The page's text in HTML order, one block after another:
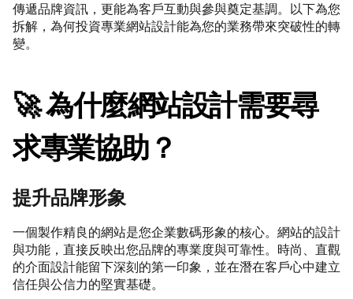
傳遞品牌資訊，更能為客戶互動與參與奠定基調。以下為您
拆解，為何投資專業網站設計能為您的業務帶來突破性的轉
變。
🚀 為什麼網站設計需要尋
求專業協助？
提升品牌形象
一個製作精良的網站是您企業數碼形象的核心。網站的設計
與功能，直接反映出您品牌的專業度與可靠性。時尚、直觀
的介面設計能留下深刻的第一印象，並在潛在客戶心中建立
信任與公信力的堅實基礎。